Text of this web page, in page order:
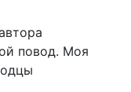
повод. Моя